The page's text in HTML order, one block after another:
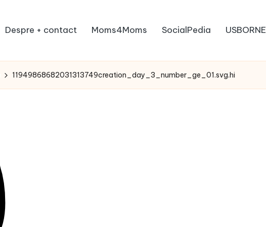
Despre + contact Moms4Moms SocialPedia USBORNE
11949868682031313749creation_day_3_number_ge_01.svg.hi